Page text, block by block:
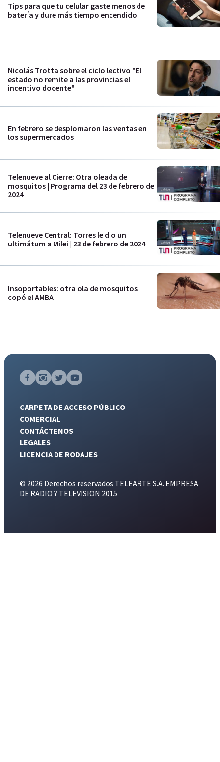
Tips para que tu celular gaste menos de
batería y dure más tiempo encendido
Nicolás Trotta sobre el ciclo lectivo "El
estado no remite a las provincias el
incentivo docente"
En febrero se desplomaron las ventas en
los supermercados
Telenueve al Cierre: Otra oleada de
mosquitos | Programa del 23 de febrero de
2024
Telenueve Central: Torres le dio un
ultimátum a Milei | 23 de febrero de 2024
Insoportables: otra ola de mosquitos
copó el AMBA
CARPETA DE ACCESO PÚBLICO
COMERCIAL
CONTÁCTENOS
LEGALES
LICENCIA DE RODAJES
© 2026 Derechos reservados TELEARTE S.A. EMPRESA
DE RADIO Y TELEVISION 2015